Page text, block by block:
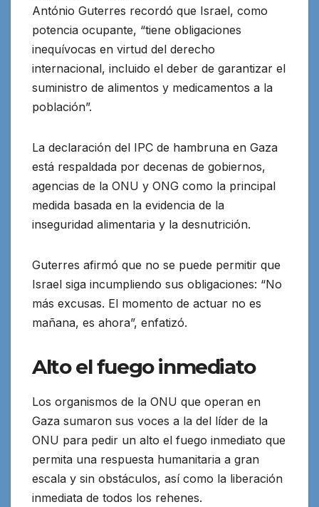
António Guterres recordó que Israel, como
potencia ocupante, “tiene obligaciones
inequívocas en virtud del derecho
internacional, incluido el deber de garantizar el
suministro de alimentos y medicamentos a la
población”.
La declaración del IPC de hambruna en Gaza
está respaldada por decenas de gobiernos,
agencias de la ONU y ONG como la principal
medida basada en la evidencia de la
inseguridad alimentaria y la desnutrición.
Guterres afirmó que no se puede permitir que
Israel siga incumpliendo sus obligaciones: “No
más excusas. El momento de actuar no es
mañana, es ahora”, enfatizó.
Alto el fuego inmediato
Los organismos de la ONU que operan en
Gaza sumaron sus voces a la del líder de la
ONU para pedir un alto el fuego inmediato que
permita una respuesta humanitaria a gran
escala y sin obstáculos, así como la liberación
inmediata de todos los rehenes.